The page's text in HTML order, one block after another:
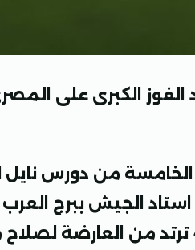
الكبرى على
الخامسة من دورس
الجيش ببرج
من أبناء بورسعيد وتسديدة في الثانية 40 ترتد